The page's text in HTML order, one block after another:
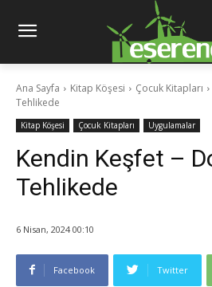
Ana Sayfa Kitap Köşesi Çocuk Kitapları
Tehlikede
Kitap Köşesi Çocuk Kitapları Uygulamalar
Kendin Keşfet –
Tehlikede
6 Nisan, 2024 00:10
Facebook Twitter